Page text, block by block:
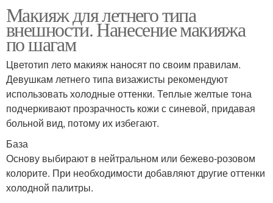
Макияж для летнего типа
внешности. Нанесение макияжа
по шагам
Цветотип лето макияж наносят по своим правилам.
Девушкам летнего типа визажисты рекомендуют
использовать холодные оттенки. Теплые желтые тона
подчеркивают прозрачность кожи с синевой, придавая
больной вид, потому их избегают.
База
Основу выбирают в нейтральном или бежево-розовом
колорите. При необходимости добавляют другие оттенки
холодной палитры.